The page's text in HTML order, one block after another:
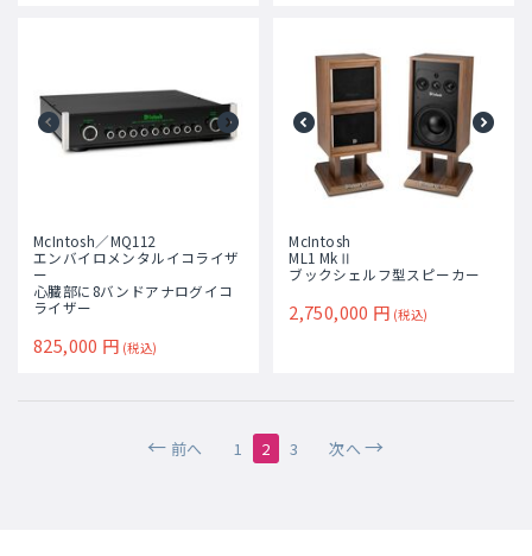
McIntosh／MQ112
エンバイロメンタルイコライザ
ー
心臓部に8バンドアナログイコ
ライザー
825,000 円 (税込)
McIntosh
ML1 MkⅡ
ブックシェルフ型スピーカー
2,750,000 円 (税込)
前へ 1 2 3 次へ